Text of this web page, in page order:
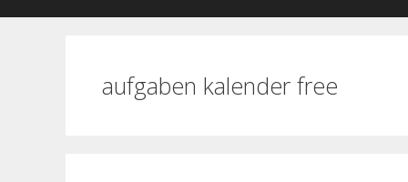
aufgaben kalender free